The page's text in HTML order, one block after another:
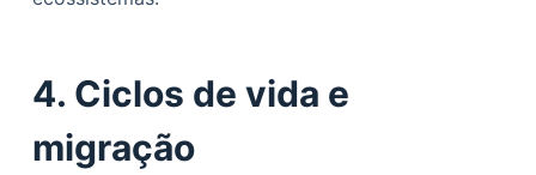
4. Ciclos de vida e
migração